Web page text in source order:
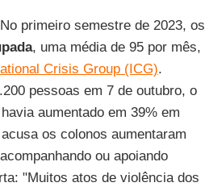
primeiro semestre de 2023, os
, uma média de 95 por mês,
Crisis Group (ICG).
pessoas em 7 de outubro, o
aumentado em 39% em
os colonos aumentaram
ou apoiando
"Muitos atos de violência dos